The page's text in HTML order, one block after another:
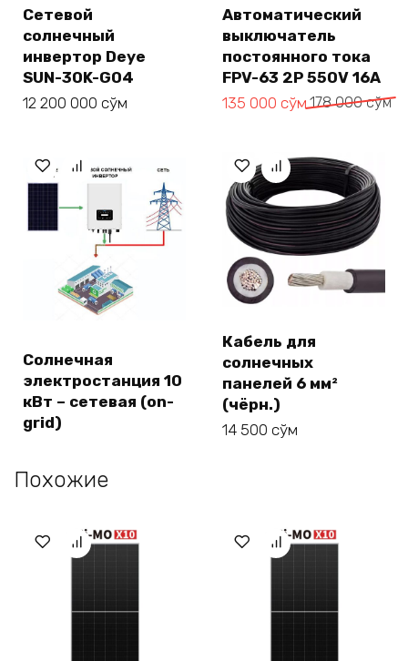
Сетевой
солнечный
инвертор Deye
SUN-30K-G04
12 200 000 сўм
Автоматический
выключатель
постоянного тока
FPV-63 2P 550V 16A
178 000сўм
Первоначальная
178 000 сўм.
135 000 сўм
Текущая
Солнечная
электростанция 10
кВт – сетевая (on-
grid)
Кабель для
солнечных
панелей 6 мм²
(чёрн.)
14 500 сўм
Похожие